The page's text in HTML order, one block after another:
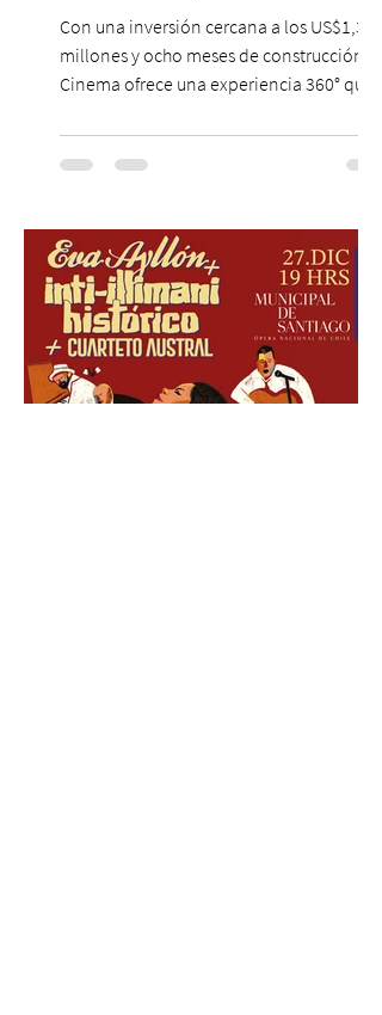
Hollywood a Chile
Con una inversión cercana a los US$1,3
millones y ocho meses de construcción,
Cinema ofrece una experiencia 360° que
cinematográfica y actores en vivo,
recreando algunos de los universos más
una nueva atracción a su oferta
gastronómica y turística con la apertura de
Cinema, un restaurante temático
inspirado en el concepto de un museo de
Hollywood, que promete transportar a sus
visitantes a distintos